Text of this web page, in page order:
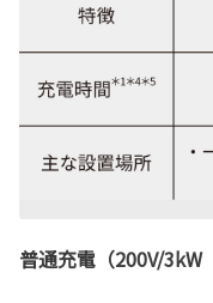
普通充電（200V/3kW